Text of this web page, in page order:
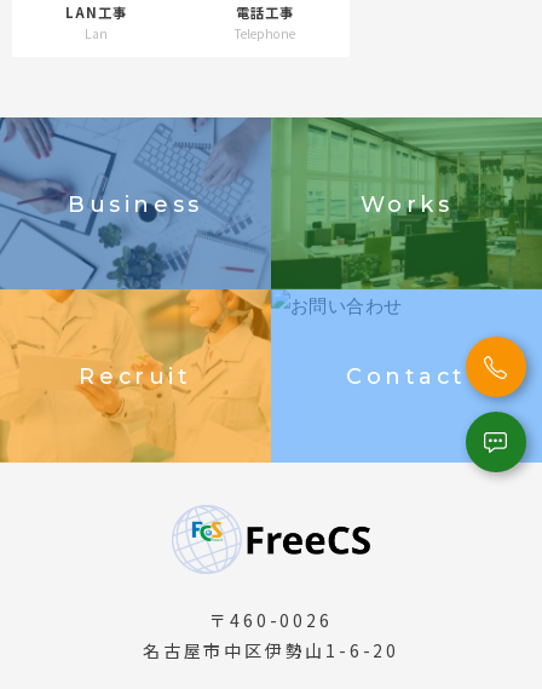
LAN工事
Lan
電話工事
Telephone
Business Works
Recruit Contact
〒460-0026
名古屋市中区伊勢山1-6-20